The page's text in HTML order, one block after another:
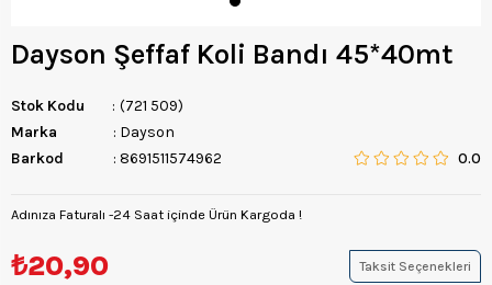
Dayson Şeffaf Koli Bandı 45*40mt
Stok Kodu
(721 509)
Marka
: Dayson
Barkod
: 8691511574962 0.0
Adınıza Faturalı -24 Saat içinde Ürün Kargoda !
₺20,90 Taksit Seçenekleri